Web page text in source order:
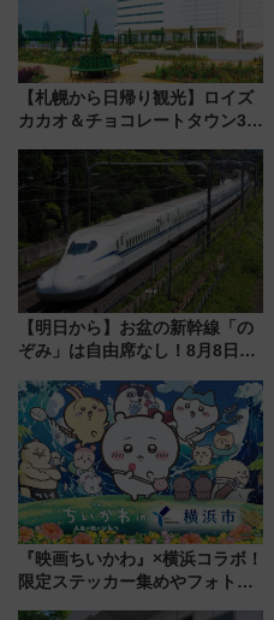
【札幌から日帰り観光】ロイズ
カカオ＆チョコレートタウン3周
詰め放題を開催、ロイズタウン
駅からのアクセスも
【明日から】お盆の新幹線「の
ぞみ」は自由席なし！8月8日午
せば空きが見つかることも 混
雑避ける「空席」探しのコツ
『映画ちいかわ』×横浜コラボ！
限定ステッカー集めやフォトス